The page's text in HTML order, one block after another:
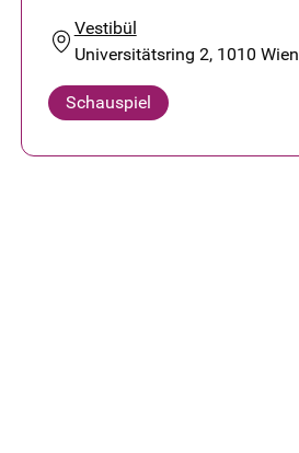
Vestibül
Universitätsring 2, 1010 Wien
Schauspiel